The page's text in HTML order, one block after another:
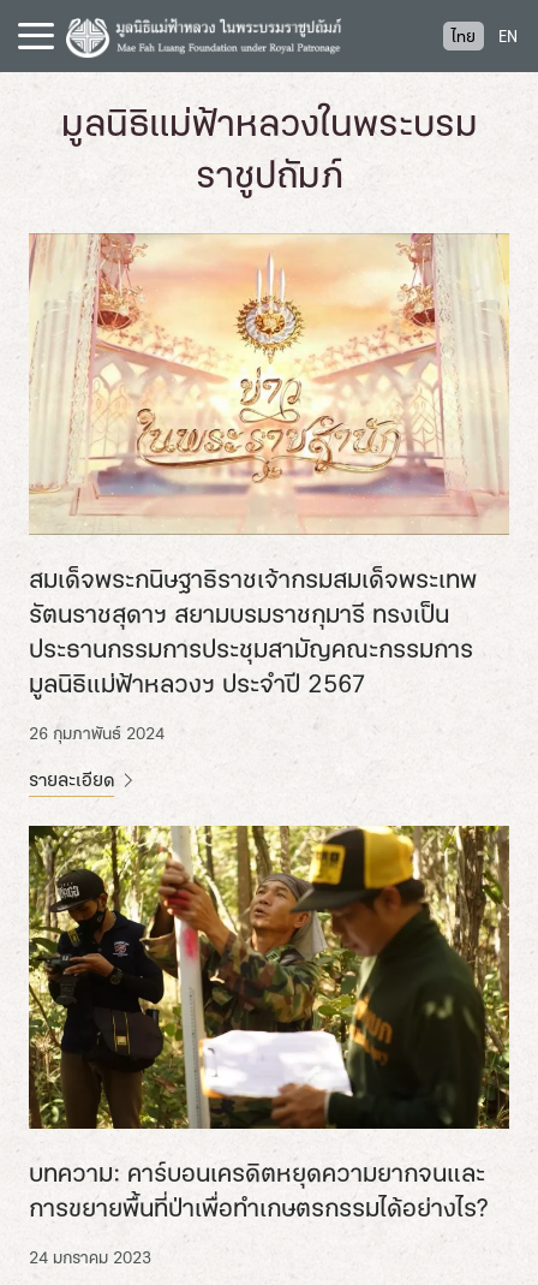
i
ไทย EN
มูลนิธิแม่ฟ้าหลวงในพระบรม
ราชูปถัมภ์
สมเด็จพระกนิษฐาธิราชเจ้ากรมสมเด็จพระเทพ
รัตนราชสุดาฯ สยามบรมราชกุมารี ทรงเป็น
ประธานกรรมการประชุมสามัญคณะกรรมการ
มูลนิธิแม่ฟ้าหลวงฯ ประจำปี 2567
26 กุมภาพันธ์ 2024
รายละเอียด
บทความ: คาร์บอนเครดิตหยุดความยากจนและ
การขยายพื้นที่ป่าเพื่อทำเกษตรกรรมได้อย่างไร?
24 มกราคม 2023